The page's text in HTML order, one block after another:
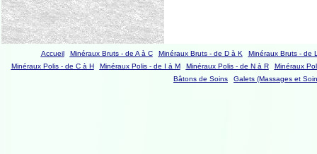
Accueil Minéraux Bruts - de A à C Minéraux Bruts - de D à K
Minéraux Bruts - de
Minéraux Polis - de C à H
Minéraux Polis - de I à M Minéraux Polis - de N à R
Minéraux
Bâtons de Soins
Galets (Massages et